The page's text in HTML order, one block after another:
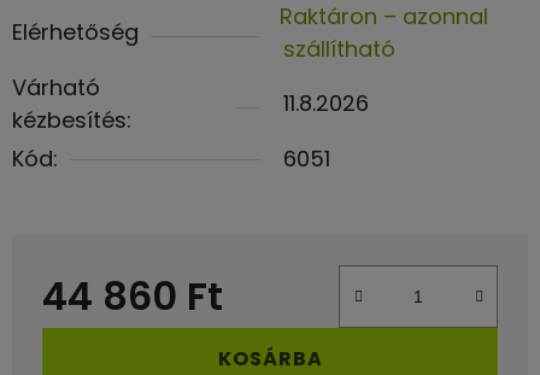
Elérhetőség
Raktáron – azonnal
szállítható
Várható
kézbesítés:
11.8.2026
Kód:
6051
44 860 Ft
Egységár:
KOSÁRBA